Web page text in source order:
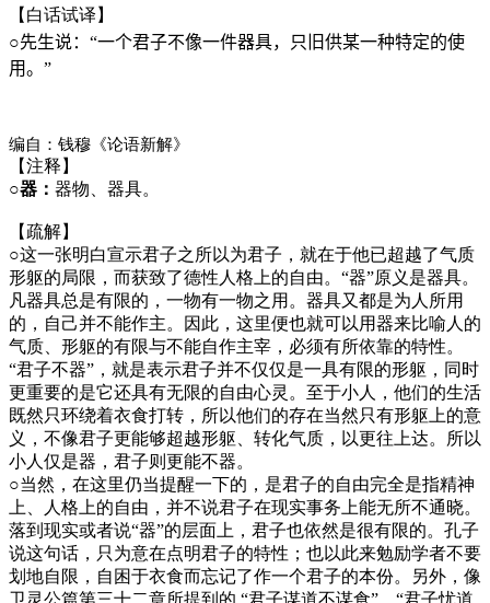
【白话试译】
○先生说：“一个君子不像一件器具，只旧供某一种特定的使
用。”
编自：钱穆《论语新解》
【注释】
○器： 器物、器具。
【疏解】
○这一张明白宣示君子之所以为君子，就在于他已超越了气质
形躯的局限，而获致了德性人格上的自由。“器”原义是器具。
凡器具总是有限的，一物有一物之用。器具又都是为人所用
的，自己并不能作主。因此，这里便也就可以用器来比喻人的
气质、形躯的有限与不能自作主宰，必须有所依靠的特性。
“君子不器”，就是表示君子并不仅仅是一具有限的形躯，同时
更重要的是它还具有无限的自由心灵。至于小人，他们的生活
既然只环绕着衣食打转，所以他们的存在当然只有形躯上的意
义，不像君子更能够超越形躯、转化气质，以更往上达。所以
小人仅是器，君子则更能不器。
○当然，在这里仍当提醒一下的，是君子的自由完全是指精神
上、人格上的自由，并不说君子在现实事务上能无所不通晓。
落到现实或者说“器”的层面上，君子也依然是很有限的。孔子
说这句话，只为意在点明君子的特性；也以此来勉励学者不要
划地自限，自困于衣食而忘记了作一个君子的本份。另外，像
卫灵公篇第三十二章所提到的 “君子谋道不谋食”、“君子忧道